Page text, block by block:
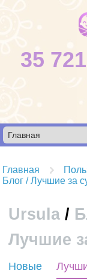
35 721
Главная
Блог / Лучшие за
Ursula /
Лучшие
Новые